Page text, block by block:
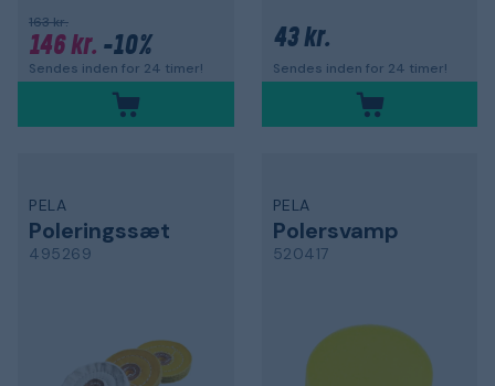
163 kr.
146 kr. -10%
Sendes inden for 24 timer!
43 kr.
Sendes inden for 24 timer!
PELA
Poleringssæt
495269
PELA
Polersvamp
520417